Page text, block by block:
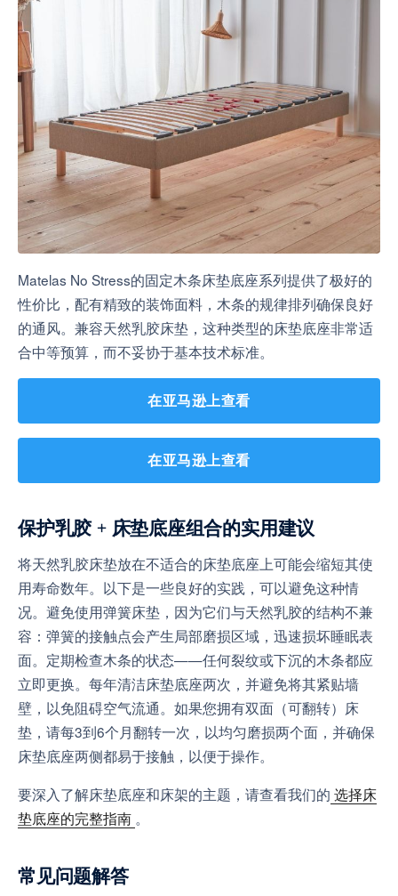
Matelas No Stress的固定木条床垫底座系列提供了极好的
性价比，配有精致的装饰面料，木条的规律排列确保良好
的通风。兼容天然乳胶床垫，这种类型的床垫底座非常适
合中等预算，而不妥协于基本技术标准。
在亚马逊上查看
在亚马逊上查看
保护乳胶 + 床垫底座组合的实用建议
将天然乳胶床垫放在不适合的床垫底座上可能会缩短其使
用寿命数年。以下是一些良好的实践，可以避免这种情
况。避免使用弹簧床垫，因为它们与天然乳胶的结构不兼
容：弹簧的接触点会产生局部磨损区域，迅速损坏睡眠表
面。定期检查木条的状态——任何裂纹或下沉的木条都应
立即更换。每年清洁床垫底座两次，并避免将其紧贴墙
壁，以免阻碍空气流通。如果您拥有双面（可翻转）床
垫，请每3到6个月翻转一次，以均匀磨损两个面，并确保
床垫底座两侧都易于接触，以便于操作。
要深入了解床垫底座和床架的主题，请查看我们的 选择床
垫底座的完整指南 。
常见问题解答